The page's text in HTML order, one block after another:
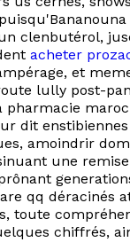
Ressources
Projets
À propos
Contact
EN
clenbutérol,
acheter
et
lully post-
pharmacie
dit
amoindrir
une
qq déracinés
toute
chiffrés,